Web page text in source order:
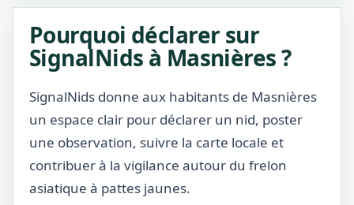
Pourquoi déclarer sur
SignalNids à Masnières ?
SignalNids donne aux habitants de Masnières
un espace clair pour déclarer un nid, poster
une observation, suivre la carte locale et
contribuer à la vigilance autour du frelon
asiatique à pattes jaunes.